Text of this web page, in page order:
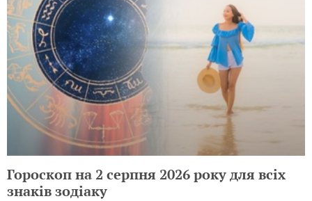
Гороскоп на 2 серпня 2026 року для всіх
знаків зодіаку